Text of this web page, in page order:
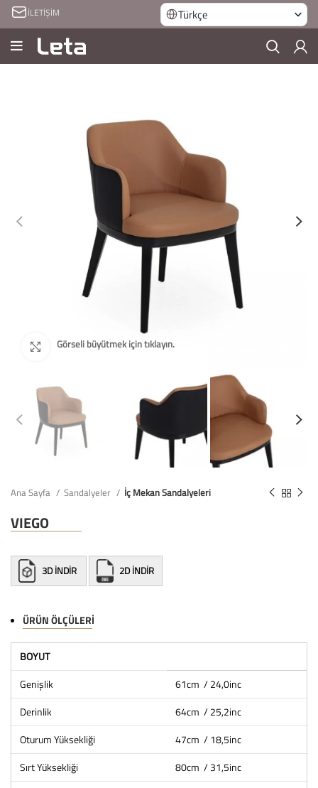
İLETİŞİM Türkçe
Ana Sayfa Sandalyeler İç Mekan Sandalyeleri
VIEGO
3D İNDİR 2D İNDİR
ÜRÜN ÖLÇÜLERI
BOYUT
Genişlik
61cm / 24,0inc
Derinlik
64cm / 25,2inc
Oturum Yüksekliği
47cm / 18,5inc
Sırt Yüksekliği
80cm / 31,5inc